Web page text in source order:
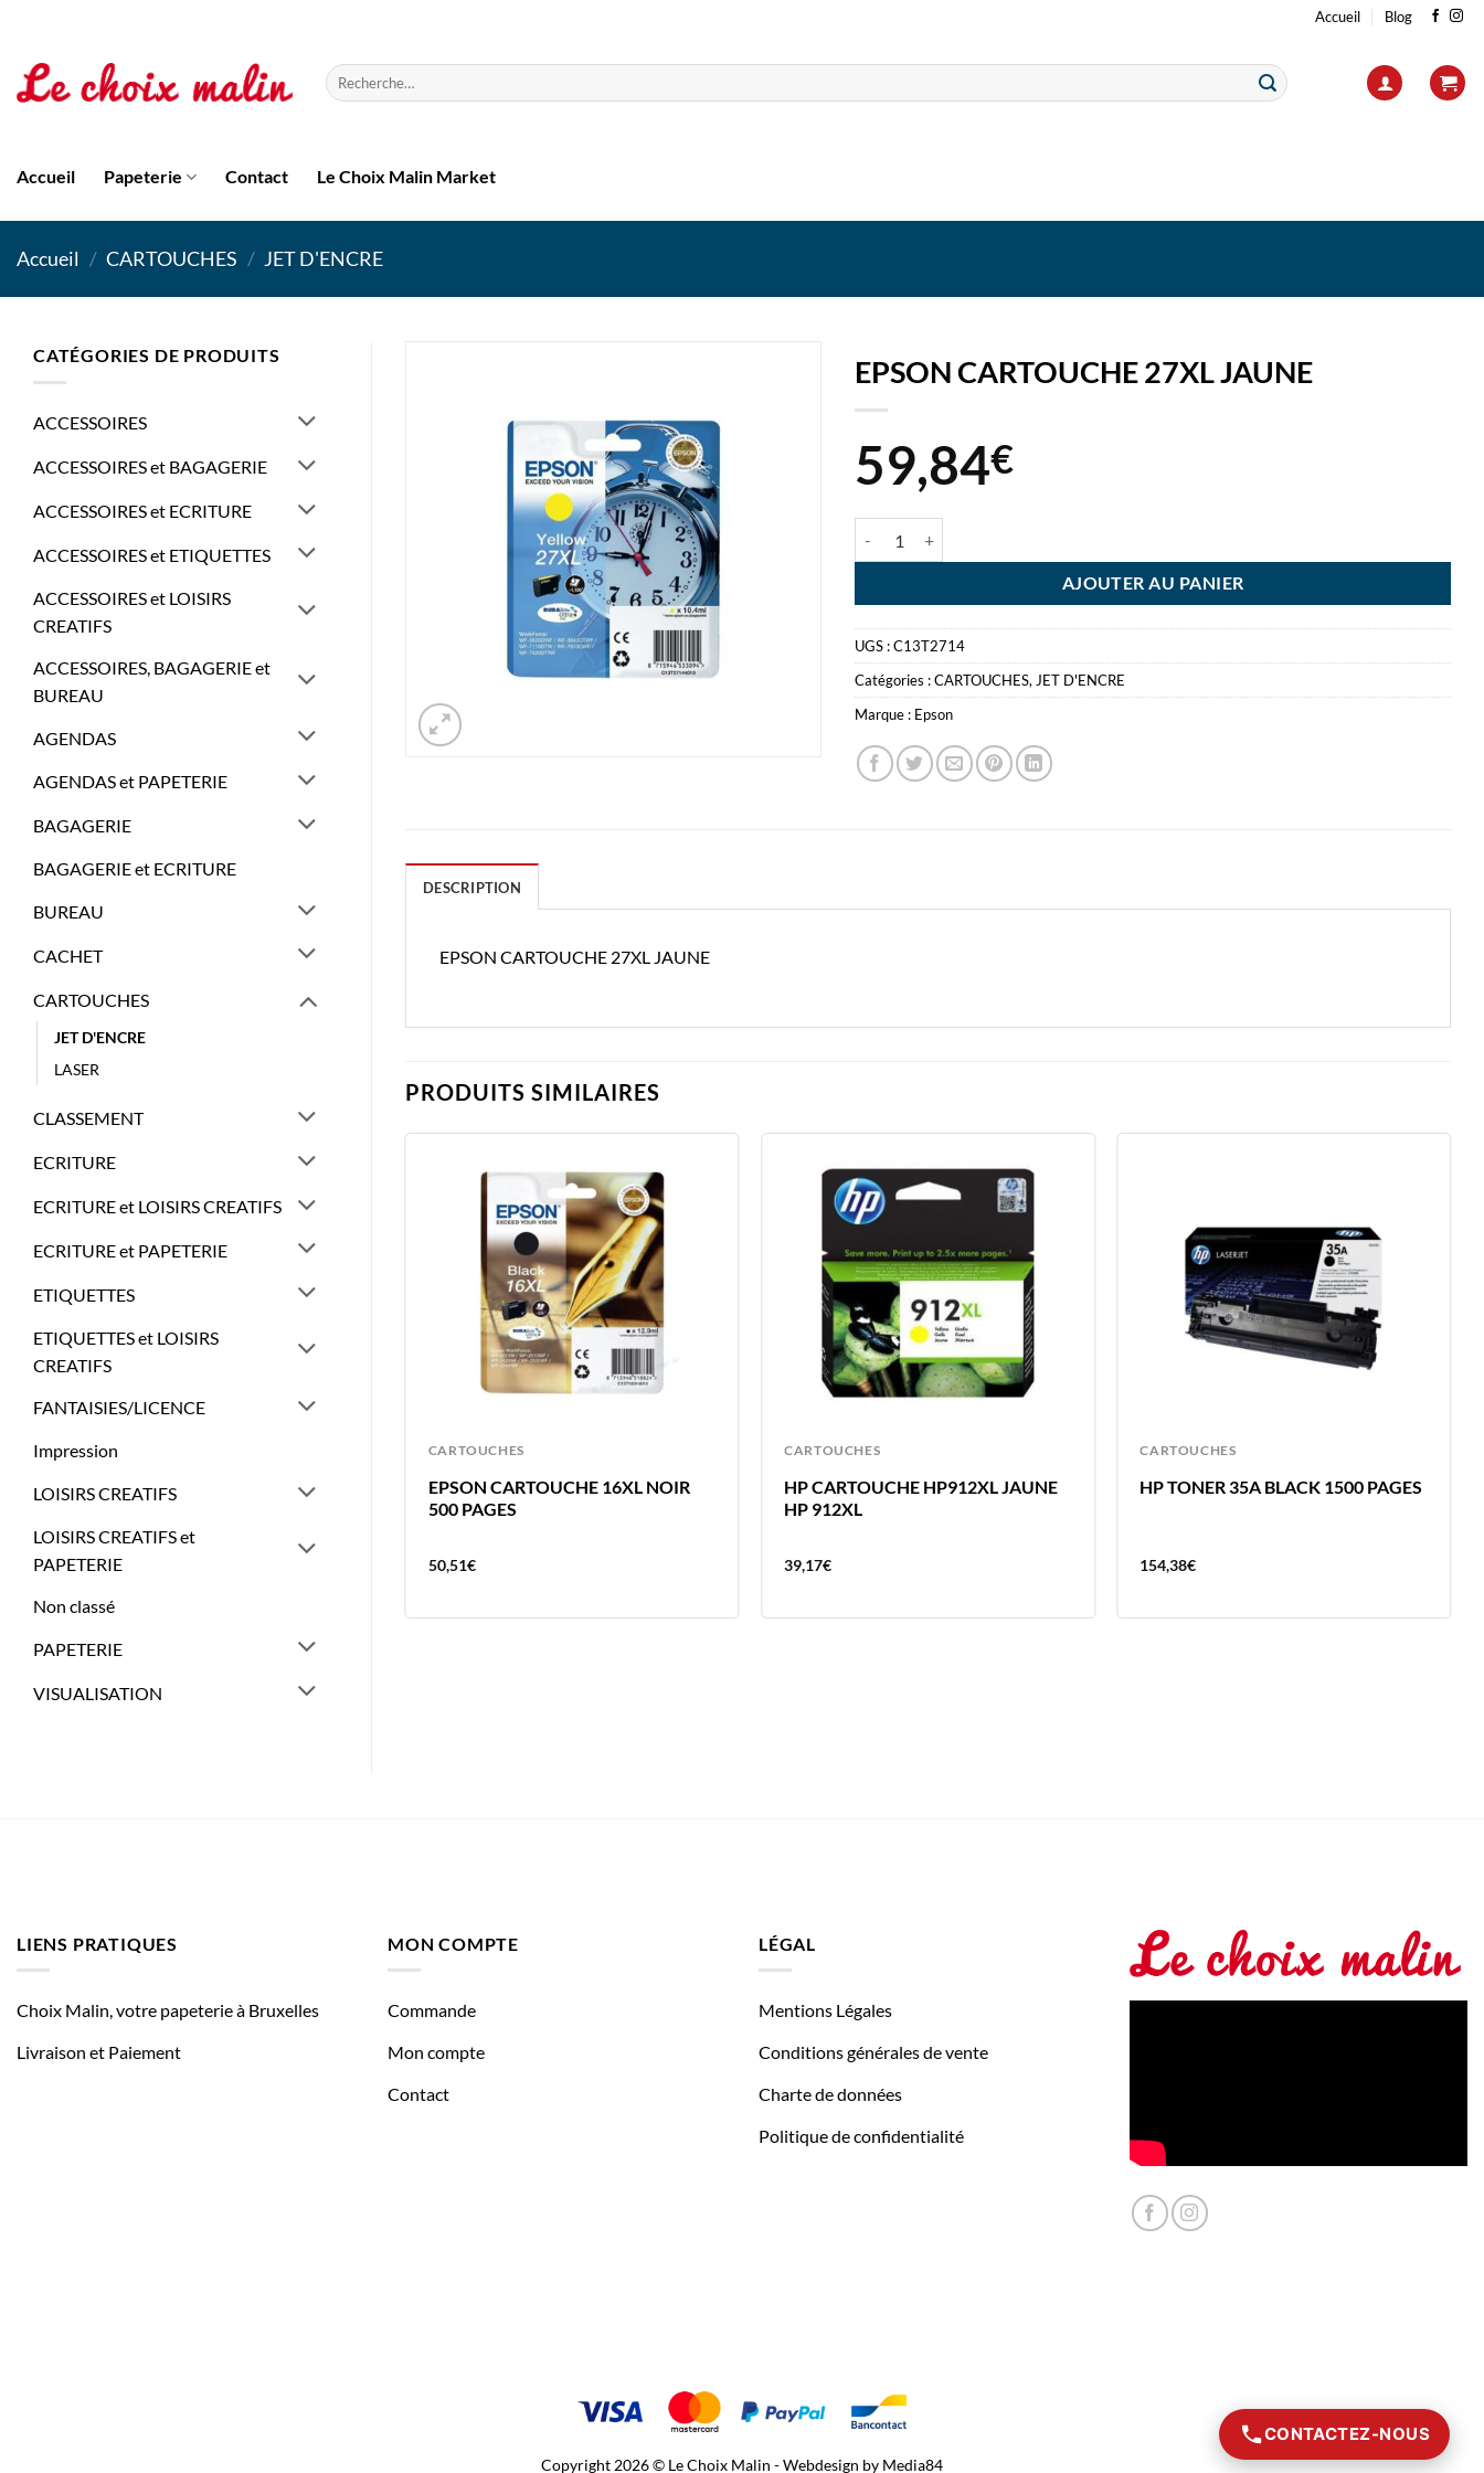
contenu
Accueil Blog
Recherche
pour :
Accueil Papeterie Contact Le Choix Malin Market
Accueil / CARTOUCHES / JET D'ENCRE
CATÉGORIES DE PRODUITS
ACCESSOIRES
ACCESSOIRES et BAGAGERIE
ACCESSOIRES et ECRITURE
ACCESSOIRES et ETIQUETTES
ACCESSOIRES et LOISIRS
CREATIFS
ACCESSOIRES, BAGAGERIE et
BUREAU
AGENDAS
AGENDAS et PAPETERIE
BAGAGERIE
BAGAGERIE et ECRITURE
BUREAU
CACHET
CARTOUCHES
JET D'ENCRE
LASER
CLASSEMENT
ECRITURE
ECRITURE et LOISIRS CREATIFS
ECRITURE et PAPETERIE
ETIQUETTES
ETIQUETTES et LOISIRS
CREATIFS
FANTAISIES/LICENCE
Impression
LOISIRS CREATIFS
LOISIRS CREATIFS et
PAPETERIE
Non classé
PAPETERIE
VISUALISATION
EPSON CARTOUCHE 27XL JAUNE
59,84€
AJOUTER AU PANIER
UGS :C13T2714
Catégories :CARTOUCHES, JET D'ENCRE
Marque : Epson
DESCRIPTION
EPSON CARTOUCHE 27XL JAUNE
PRODUITS SIMILAIRES
CARTOUCHES
EPSON CARTOUCHE 16XL NOIR
500 PAGES
50,51€
CARTOUCHES
HP CARTOUCHE HP912XL JAUNE
HP 912XL
39,17€
CARTOUCHES
HP TONER 35A BLACK 1500 PAGES
154,38€
CARTOUCHES
HP CARTOUCHE HP963XL BLACK
92,45€
LIENS PRATIQUES
Choix Malin, votre papeterie à Bruxelles
Livraison et Paiement
MON COMPTE
Commande
Mon compte
Contact
LÉGAL
Mentions Légales
Conditions générales de vente
Charte de données
Politique de confidentialité
Copyright 2026 © Le Choix Malin - Webdesign by Media84
CONTACTEZ-NOUS